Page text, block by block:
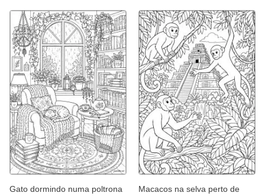
Gato dormindo numa poltrona
Macacos na selva perto de